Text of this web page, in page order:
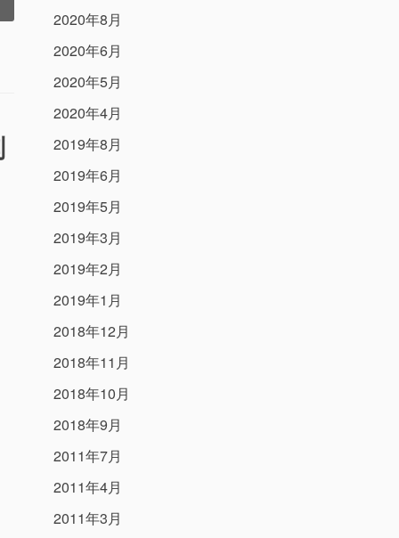
2020年8月
2020年6月
2020年5月
2020年4月
2019年8月
2019年6月
2019年5月
2019年3月
2019年2月
2019年1月
2018年12月
2018年11月
2018年10月
2018年9月
2011年7月
2011年4月
2011年3月